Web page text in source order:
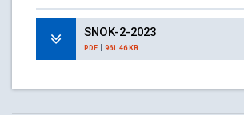
SNOK-2-2023
PDF | 961.46 KB